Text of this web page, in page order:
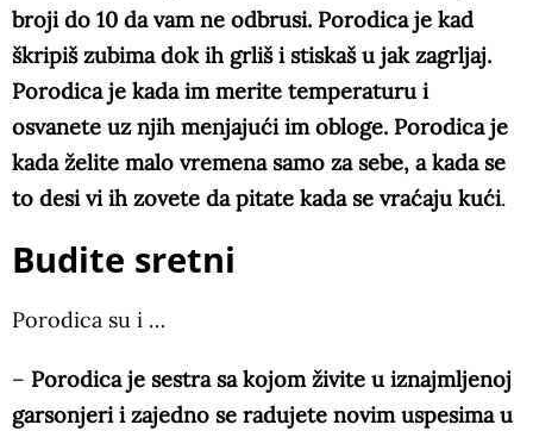
broji do 10 da vam ne odbrusi. Porodica je kad
škripiš zubima dok ih grliš i stiskaš u jak zagrljaj.
Porodica je kada im merite temperaturu i
osvanete uz njih menjajući im obloge. Porodica je
kada želite malo vremena samo za sebe, a kada se
to desi vi ih zovete da pitate kada se vraćaju kući.
Budite sretni
Porodica su i …
– Porodica je sestra sa kojom živite u iznajmljenoj
garsonjeri i zajedno se radujete novim uspesima u